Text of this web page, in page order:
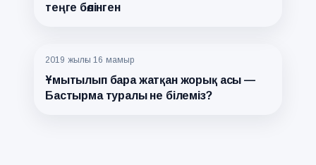
теңге бөлінген
2019 жылғы 16 мамыр
Ұмытылып бара жатқан жорық асы —
Бастырма туралы не білеміз?